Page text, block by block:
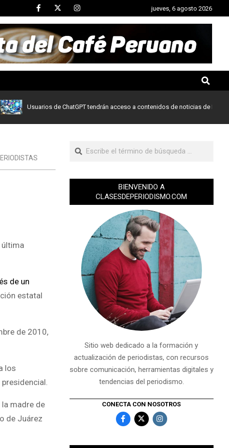
jueves, 6 agosto 2026
Usuarios de ChatGPT tendrán acceso a contenidos de noticias de Le Monde y
última
de un
estatal
de 2010,
los
madre de
de Juárez
BIENVENIDO A
CLASESDEPERIODISMO.COM
Sitio web dedicado a la formación y
actualización de periodistas, con recursos
sobre comunicación, herramientas digitales y
tendencias del periodismo.
CONECTA CON NOSOTROS